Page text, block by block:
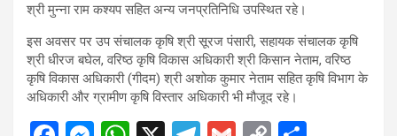
श्री मुन्ना राम कश्यप सहित अन्य जनप्रतिनिधि उपस्थित रहे।
इस अवसर पर उप संचालक कृषि श्री सूरज पंसारी, सहायक संचालक कृषि
श्री धीरज बघेल, वरिष्ठ कृषि विकास अधिकारी श्री किसान नेताम, वरिष्ठ
कृषि विकास अधिकारी (गीदम) श्री अशोक कुमार नेताम सहित कृषि विभाग के
अधिकारी और ग्रामीण कृषि विस्तार अधिकारी भी मौजूद रहे।